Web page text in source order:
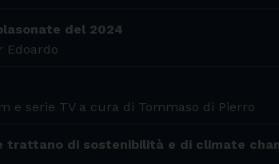
del 2024
Edoardo
serie TV a cura di Tommaso di Pierro
di sostenibilità e di climate